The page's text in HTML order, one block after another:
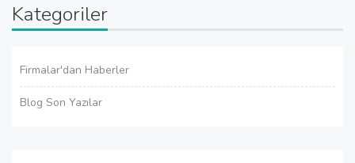
Kategoriler
Firmalar'dan Haberler
Blog Son Yazılar